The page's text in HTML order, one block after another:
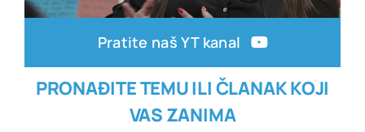
Pratite naš YT kanal
PRONAĐITE TEMU ILI ČLANAK KOJI
VAS ZANIMA